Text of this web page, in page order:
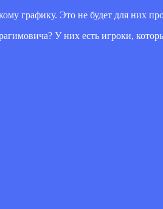
графику. Это не будет для них
У них есть игроки,